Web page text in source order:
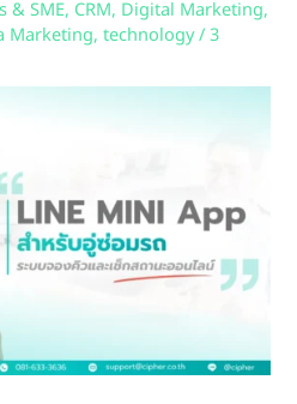
& SME, CRM, Digital Marketing,
Marketing,technology/3